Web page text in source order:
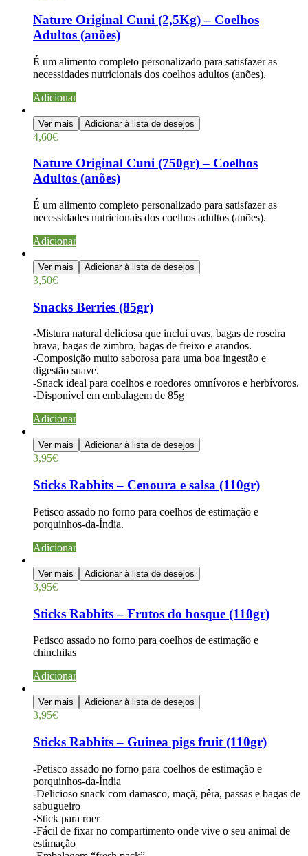
Nature Original Cuni (2,5Kg) – Coelhos
Adultos (anões)
É um alimento completo personalizado para satisfazer as
necessidades nutricionais dos coelhos adultos (anões).
Adicionar
Ver mais Adicionar à lista de desejos
4,60€
Nature Original Cuni (750gr) – Coelhos
Adultos (anões)
É um alimento completo personalizado para satisfazer as
necessidades nutricionais dos coelhos adultos (anões).
Adicionar
Ver mais Adicionar à lista de desejos
3,50€
Snacks Berries (85gr)
-Mistura natural deliciosa que inclui uvas, bagas de roseira
brava, bagas de zimbro, bagas de freixo e arandos.
-Composição muito saborosa para uma boa ingestão e
digestão suave.
-Snack ideal para coelhos e roedores omnívoros e herbívoros.
-Disponível em embalagem de 85g
Adicionar
Ver mais Adicionar à lista de desejos
3,95€
Sticks Rabbits – Cenoura e salsa (110gr)
Petisco assado no forno para coelhos de estimação e
porquinhos-da-Índia.
Adicionar
Ver mais Adicionar à lista de desejos
3,95€
Sticks Rabbits – Frutos do bosque (110gr)
Petisco assado no forno para coelhos de estimação e
chinchilas
Adicionar
Ver mais Adicionar à lista de desejos
3,95€
Sticks Rabbits – Guinea pigs fruit (110gr)
-Petisco assado no forno para coelhos de estimação e
porquinhos-da-Índia
-Delicioso snack com damasco, maçã, pêra, passas e bagas de
sabugueiro
-Stick para roer
-Fácil de fixar no compartimento onde vive o seu animal de
estimação